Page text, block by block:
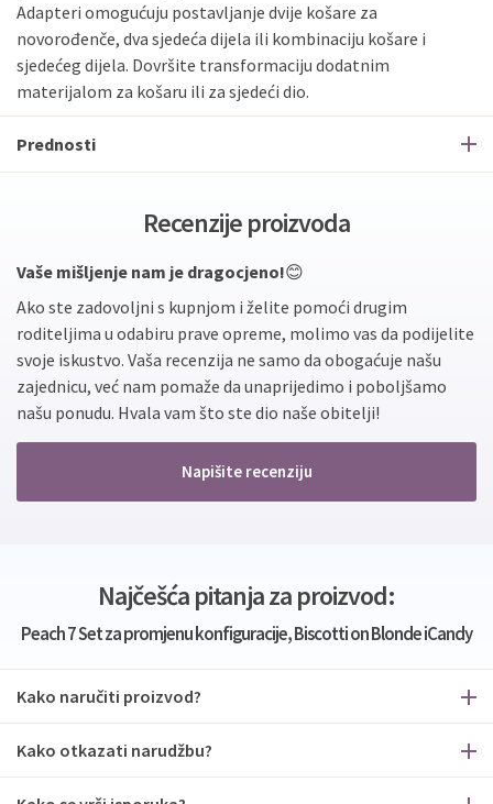
Adapteri omogućuju postavljanje dvije košare za
novorođenče, dva sjedeća dijela ili kombinaciju košare i
sjedećeg dijela. Dovršite transformaciju dodatnim
materijalom za košaru ili za sjedeći dio.
Prednosti
Recenzije proizvoda
Vaše mišljenje nam je dragocjeno!😊
Ako ste zadovoljni s kupnjom i želite pomoći drugim
roditeljima u odabiru prave opreme, molimo vas da podijelite
svoje iskustvo. Vaša recenzija ne samo da obogaćuje našu
zajednicu, već nam pomaže da unaprijedimo i poboljšamo
našu ponudu. Hvala vam što ste dio naše obitelji!
Napišite recenziju
Najčešća pitanja za proizvod:
Peach 7 Set za promjenu konfiguracije, Biscotti on Blonde iCandy
Kako naručiti proizvod?
Kako otkazati narudžbu?